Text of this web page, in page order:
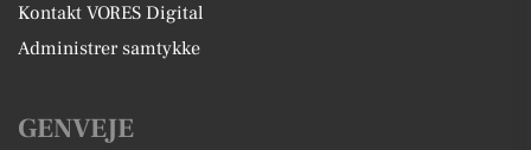
Kontakt VORES Digital
Administrer samtykke
GENVEJE